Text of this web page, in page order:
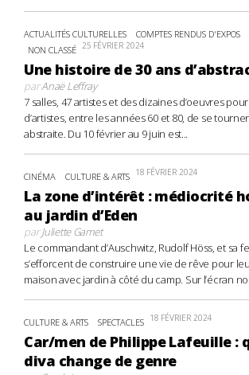
ACTUALITÉS CULTURELLES COMPTES RENDUS D'EXPOS
NON CLASSÉ 25 FÉVRIER 2024
Une histoire de 30 ans
parAnaë Leffray
7 salles, 47 artistes et des dizaines d’oeuvres
d’artistes, entre les années 60 et 80, de se
abstraite. Du 10 février au 9 juin est...
CINÉMA CULTURE & ARTS 18 FÉVRIER 2024
La zone d’intérêt : médiocrité
au jardin d’Eden
parJuliette Gamet
Le commandant d’Auschwitz, Rudolf Höss, et sa
s’efforcent de construire une vie de rêve pour
maison avec jardin à côté du camp. Sur l’écran
CULTURE & ARTS SPECTACLES 18 FÉVRIER 2024
Car/men de Philippe Lafeuille :
diva change de genre